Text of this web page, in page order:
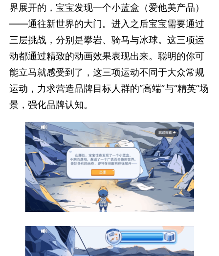
界展开的，宝宝发现一个小蓝盒（爱他美产品）
——通往新世界的大门。进入之后宝宝需要通过
三层挑战，分别是攀岩、骑马与冰球。这三项运
动都通过精致的动画效果表现出来。聪明的你可
能立马就感受到了，这三项运动不同于大众常规
运动，力求营造品牌目标人群的“高端”与“精英”场
景，强化品牌认知。